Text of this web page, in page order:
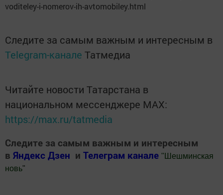
voditeley-i-nomerov-ih-avtomobiley.html
Следите за самым важным и интересным в
Telegram-канале Татмедиа
Читайте новости Татарстана в
национальном мессенджере MАХ:
https://max.ru/tatmedia
Следите за самым важным и интересным
в Яндекс Дзен и Телеграм канале " Шешминская
новь"